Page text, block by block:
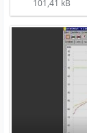
101,41 kB